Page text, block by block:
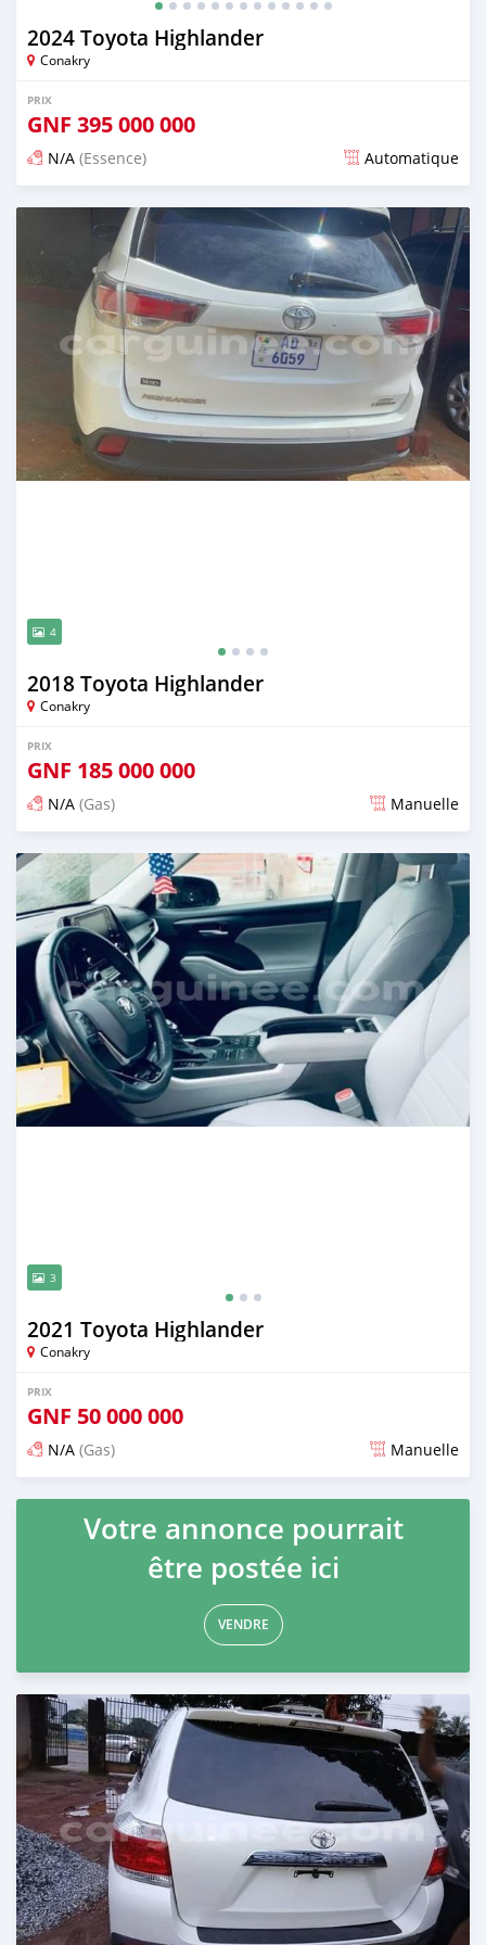
2024 Toyota Highlander
Conakry
PRIX
GNF 395 000 000
N/A (Essence) Automatique
Publié il y a plus d'un an
4
2018 Toyota Highlander
Conakry
PRIX
GNF 185 000 000
N/A (Gas) Manuelle
Publié il y a presque 2 ans
3
2021 Toyota Highlander
Conakry
PRIX
GNF 50 000 000
N/A (Gas) Manuelle
Publié il y a presque 2 ans
Votre annonce pourrait
être postée ici
VENDRE